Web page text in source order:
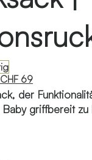
69
der
griffbereit zu